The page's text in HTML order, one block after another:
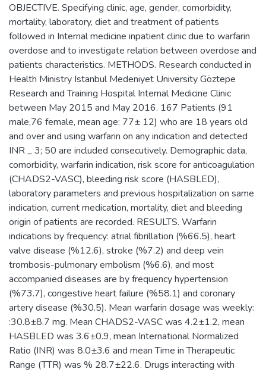
OBJECTIVE. Specifying clinic, age, gender, comorbidity,
mortality, laboratory, diet and treatment of patients
followed in Internal medicine inpatient clinic due to warfarin
overdose and to investigate relation between overdose and
patients characteristics. METHODS. Research conducted in
Health Ministry Istanbul Medeniyet University Göztepe
Research and Training Hospital Internal Medicine Clinic
between May 2015 and May 2016. 167 Patients (91
male,76 female, mean age: 77± 12) who are 18 years old
and over and using warfarin on any indication and detected
INR _ 3; 50 are included consecutively. Demographic data,
comorbidity, warfarin indication, risk score for anticoagulation
(CHADS2-VASC), bleeding risk score (HASBLED),
laboratory parameters and previous hospitalization on same
indication, current medication, mortality, diet and bleeding
origin of patients are recorded. RESULTS. Warfarin
indications by frequency: atrial fibrillation (%66.5), heart
valve disease (%12.6), stroke (%7.2) and deep vein
trombosis-pulmonary embolism (%6.6), and most
accompanied diseases are by frequency hypertension
(%73.7), congestive heart failure (%58.1) and coronary
artery disease (%30.5). Mean warfarin dosage was weekly:
:30.8±8.7 mg. Mean CHADS2-VASC was 4.2±1.2, mean
HASBLED was 3.6±0.9, mean International Normalized
Ratio (INR) was 8.0±3.6 and mean Time in Therapeutic
Range (TTR) was % 28.7±22.6. Drugs interacting with